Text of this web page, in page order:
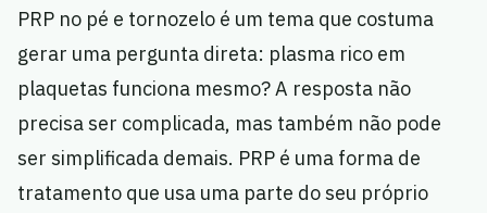
PRP no pé e tornozelo é um tema que costuma
gerar uma pergunta direta: plasma rico em
plaquetas funciona mesmo? A resposta não
precisa ser complicada, mas também não pode
ser simplificada demais. PRP é uma forma de
tratamento que usa uma parte do seu próprio